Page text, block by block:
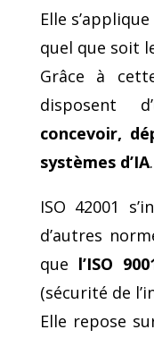
Elle
quel que soit
Grâce à
disposent
concevoir,
systèmes d’IA.
ISO 42001
d’autres
que l’ISO
(sécurité de
Elle repose